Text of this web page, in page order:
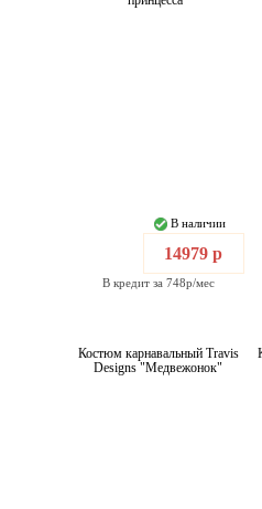
В наличии
14979 р
В кредит за 748р/мес
Костюм карнавальный Travis
Designs "Медвежонок"